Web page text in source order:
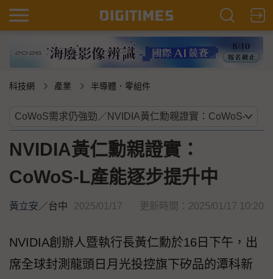
科技網 產業 半導體．零組件
NVIDIA黃仁勳親證實：
CoWoS-L產能逐步提升中
黃立安／台中 2025/01/17 更新時間：2025/01/17 10:20
NVIDIA創辦人暨執行長黃仁勳於16日下午，出
席全球封測龍頭日月光投控旗下矽品的潭科新